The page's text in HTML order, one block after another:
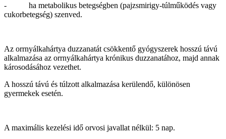
- ha metabolikus betegségben (pajzsmirigy-túlműködés vagy
cukorbetegség) szenved.
Az orrnyálkahártya duzzanatát csökkentő gyógyszerek hosszú távú
alkalmazása az orrnyálkahártya krónikus duzzanatához, majd annak
károsodásához vezethet.
A hosszú távú és túlzott alkalmazása kerülendő, különösen
gyermekek esetén.
A maximális kezelési idő orvosi javallat nélkül: 5 nap.